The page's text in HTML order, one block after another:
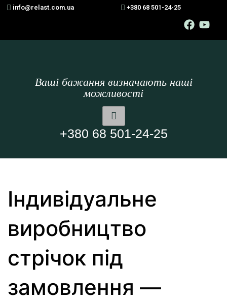
info@relast.com.ua +380 68 501-24-25
Ваші бажання визначають наші
можливості
+380 68 501-24-25
Індивідуальне
виробництво
стрічок під
замовлення —